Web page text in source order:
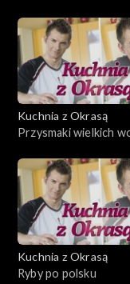
Kuchnia z Okrasą
Przysmaki wielkich
Kuchnia z Okrasą
Ryby po polsku